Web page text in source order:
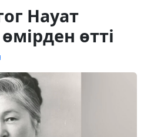
Науат
өтті